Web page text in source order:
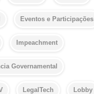
Eventos e Participações
Impeachment
Governamental
LegalTech Lobby